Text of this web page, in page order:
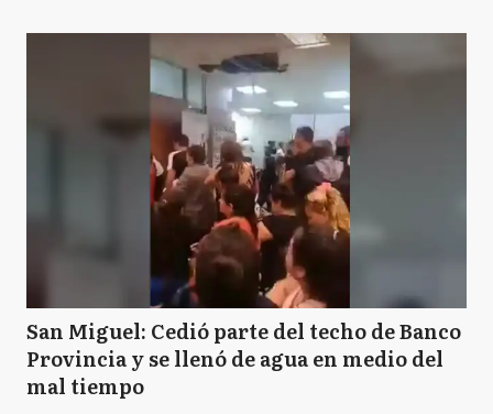
San Miguel: Cedió parte del techo de Banco
Provincia y se llenó de agua en medio del
mal tiempo